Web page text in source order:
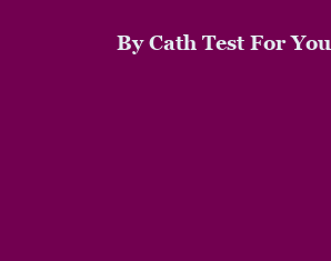
By Cath Test For You